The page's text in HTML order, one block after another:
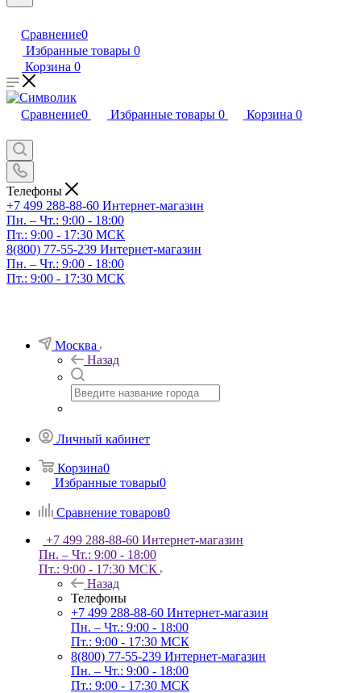
Сравнение0
Избранные товары 0
Корзина 0
Сравнение0 Избранные товары 0 Корзина 0
Телефоны
+7 499 288-88-60 Интернет-магазин
Пн. – Чт.: 9:00 - 18:00
Пт.: 9:00 - 17:30 МСК
8(800) 77-55-239 Интернет-магазин
Пн. – Чт.: 9:00 - 18:00
Пт.: 9:00 - 17:30 МСК
Москва
Назад
Личный кабинет
Корзина0
Избранные товары0
Сравнение товаров0
+7 499 288-88-60 Интернет-магазин
Пн. – Чт.: 9:00 - 18:00
Пт.: 9:00 - 17:30 МСК
Назад
Телефоны
+7 499 288-88-60 Интернет-магазин
Пн. – Чт.: 9:00 - 18:00
Пт.: 9:00 - 17:30 МСК
8(800) 77-55-239 Интернет-магазин
Пн. – Чт.: 9:00 - 18:00
Пт.: 9:00 - 17:30 МСК